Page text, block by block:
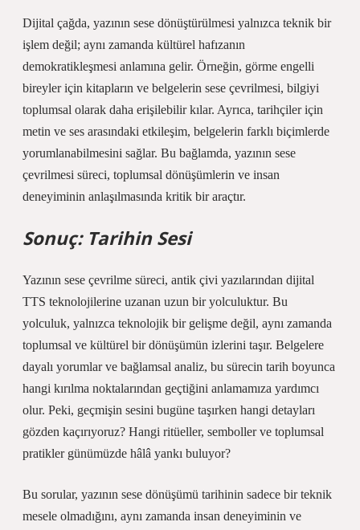
Dijital çağda, yazının sese dönüştürülmesi yalnızca teknik bir
işlem değil; aynı zamanda kültürel hafızanın
demokratikleşmesi anlamına gelir. Örneğin, görme engelli
bireyler için kitapların ve belgelerin sese çevrilmesi, bilgiyi
toplumsal olarak daha erişilebilir kılar. Ayrıca, tarihçiler için
metin ve ses arasındaki etkileşim, belgelerin farklı biçimlerde
yorumlanabilmesini sağlar. Bu bağlamda, yazının sese
çevrilmesi süreci, toplumsal dönüşümlerin ve insan
deneyiminin anlaşılmasında kritik bir araçtır.
Sonuç: Tarihin Sesi
Yazının sese çevrilme süreci, antik çivi yazılarından dijital
TTS teknolojilerine uzanan uzun bir yolculuktur. Bu
yolculuk, yalnızca teknolojik bir gelişme değil, aynı zamanda
toplumsal ve kültürel bir dönüşümün izlerini taşır. Belgelere
dayalı yorumlar ve bağlamsal analiz, bu sürecin tarih boyunca
hangi kırılma noktalarından geçtiğini anlamamıza yardımcı
olur. Peki, geçmişin sesini bugüne taşırken hangi detayları
gözden kaçırıyoruz? Hangi ritüeller, semboller ve toplumsal
pratikler günümüzde hâlâ yankı buluyor?
Bu sorular, yazının sese dönüşümü tarihinin sadece bir teknik
mesele olmadığını, aynı zamanda insan deneyiminin ve